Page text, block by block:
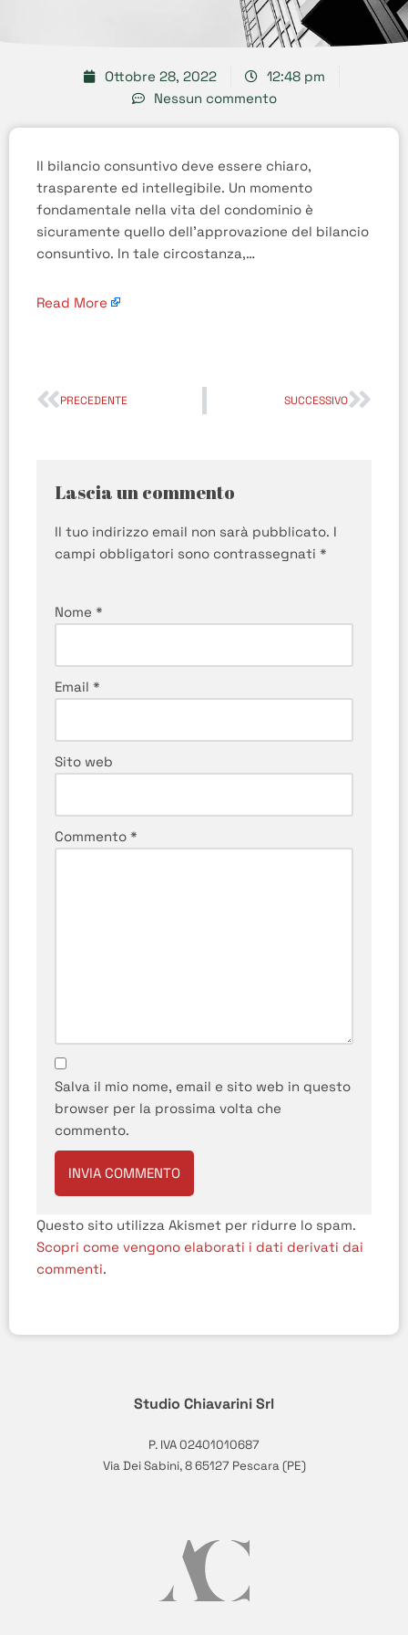
Ottobre 28, 2022
12:48 pm
Nessun commento
Il bilancio consuntivo deve essere chiaro,
trasparente ed intellegibile. Un momento
fondamentale nella vita del condominio è
sicuramente quello dell’approvazione del bilancio
consuntivo. In tale circostanza,…
Read More
PRECEDENTE SUCCESSIVO
Lascia un commento
Il tuo indirizzo email non sarà pubblicato. I
campi obbligatori sono contrassegnati *
Nome *
Email *
Sito web
Commento *
Salva il mio nome, email e sito web in questo
browser per la prossima volta che
commento.
Questo sito utilizza Akismet per ridurre lo spam.
Scopri come vengono elaborati i dati derivati dai
commenti.
Studio Chiavarini Srl
P. IVA 02401010687
Via Dei Sabini, 8 65127 Pescara (PE)